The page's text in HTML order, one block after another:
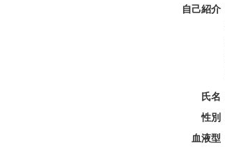
自己紹介
氏名
性別
血液型